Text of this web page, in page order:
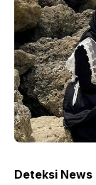
Deteksi News